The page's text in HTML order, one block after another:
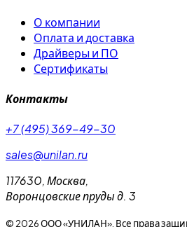
О компании
Оплата и доставка
Драйверы и ПО
Сертификаты
Контакты
+7 (495) 369-49-30
sales@unilan.ru
117630, Москва,
Воронцовские пруды д. 3
© 2026ООО «УНИЛАН». Все права